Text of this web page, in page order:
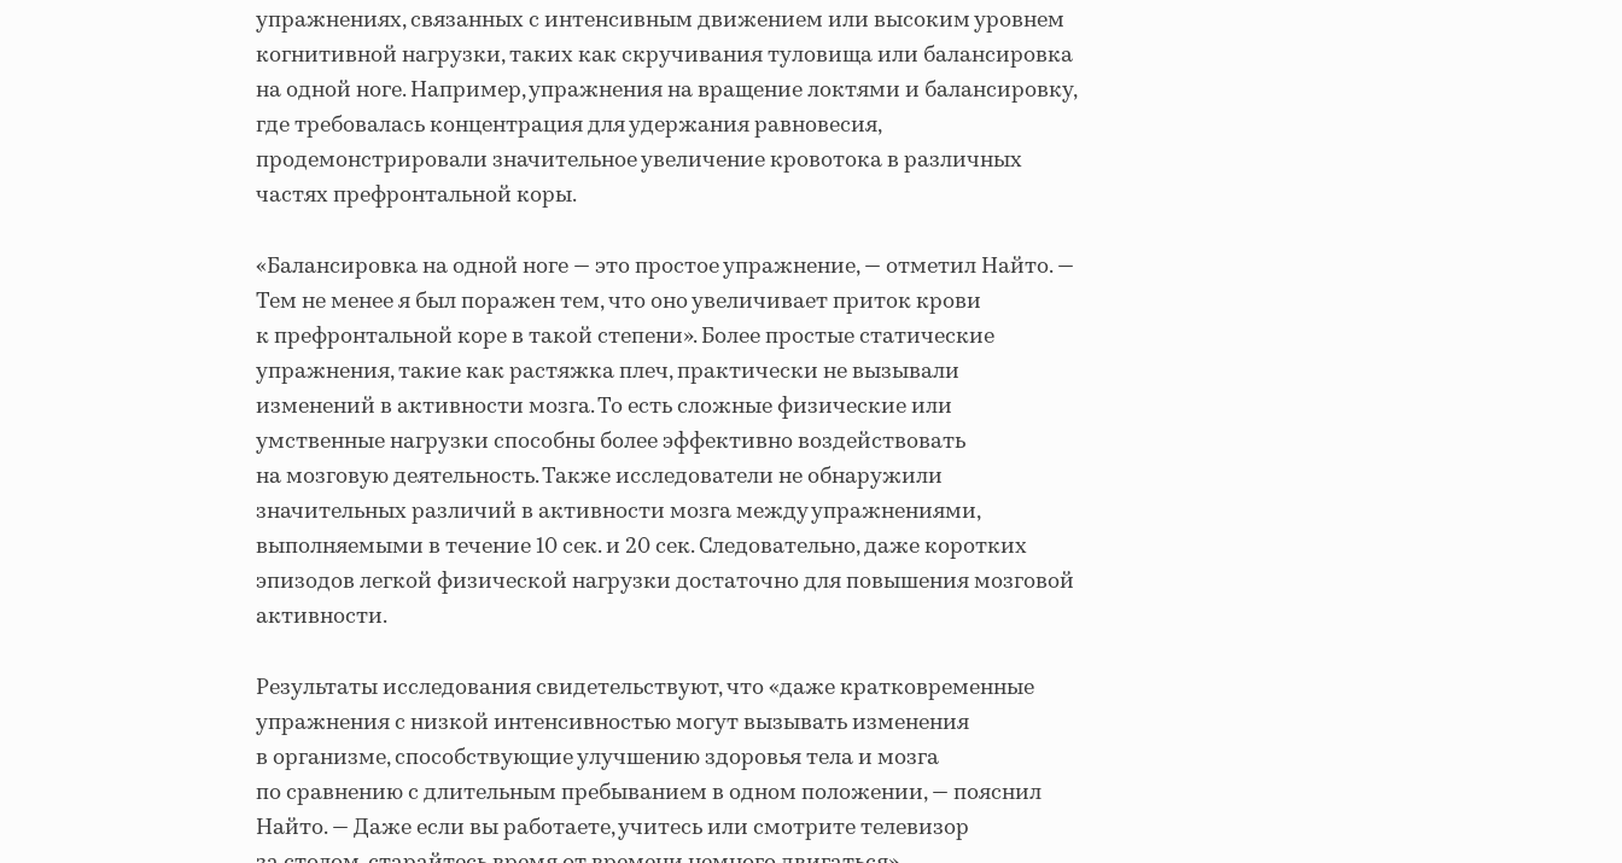
упражнениях, связанных с интенсивным движением или высоким уровнем
когнитивной нагрузки, таких как скручивания туловища или балансировка
на одной ноге. Например, упражнения на вращение локтями и балансировку,
где требовалась концентрация для удержания равновесия,
продемонстрировали значительное увеличение кровотока в различных
частях префронтальной коры.
«Балансировка на одной ноге — это простое упражнение, — отметил Найтo. —
Тем не менее я был поражен тем, что оно увеличивает приток крови
к префронтальной коре в такой степени». Более простые статические
упражнения, такие как растяжка плеч, практически не вызывали
изменений в активности мозга. То есть сложные физические или
умственные нагрузки способны более эффективно воздействовать
на мозговую деятельность. Также исследователи не обнаружили
значительных различий в активности мозга между упражнениями,
выполняемыми в течение 10 сек. и 20 сек. Следовательно, даже коротких
эпизодов легкой физической нагрузки достаточно для повышения мозговой
активности.
Результаты исследования свидетельствуют, что «даже кратковременные
упражнения с низкой интенсивностью могут вызывать изменения
в организме, способствующие улучшению здоровья тела и мозга
по сравнению с длительным пребыванием в одном положении, — пояснил
Найтo. — Даже если вы работаете, учитесь или смотрите телевизор